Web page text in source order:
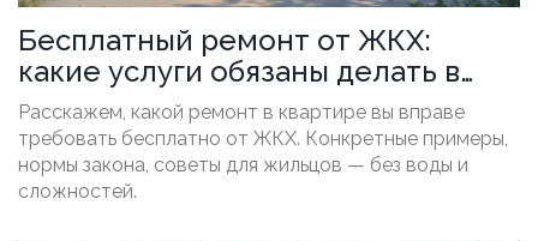
Бесплатный ремонт от ЖКХ:
какие услуги обязаны делать в
квартире
Расскажем, какой ремонт в квартире вы вправе
требовать бесплатно от ЖКХ. Конкретные примеры,
нормы закона, советы для жильцов — без воды и
сложностей.